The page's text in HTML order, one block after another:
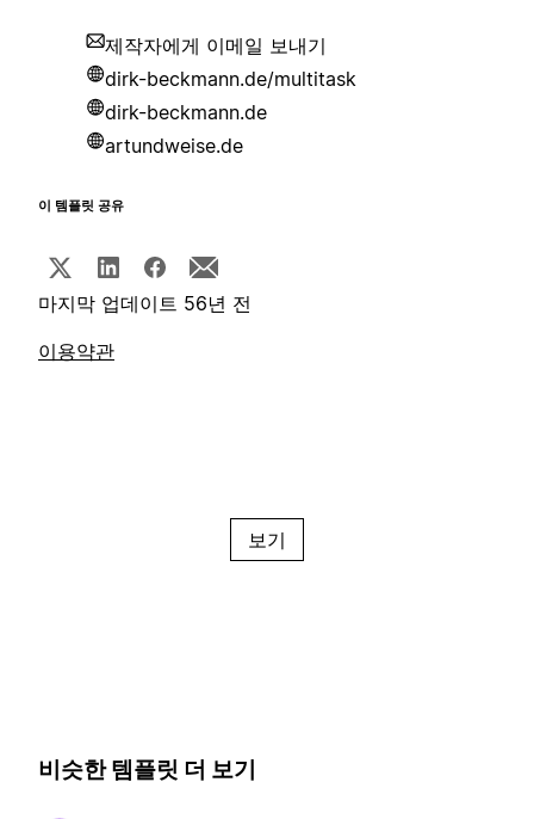
제작자에게 이메일 보내기
dirk-beckmann.de/multitask
dirk-beckmann.de
artundweise.de
이 템플릿 공유
마지막 업데이트 56년 전
이용약관
보기
비슷한 템플릿 더 보기